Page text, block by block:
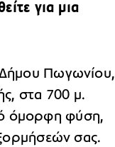
για μια
Δήμου Πωγωνίου,
στα 700 μ.
όμορφη φύση,
σας.